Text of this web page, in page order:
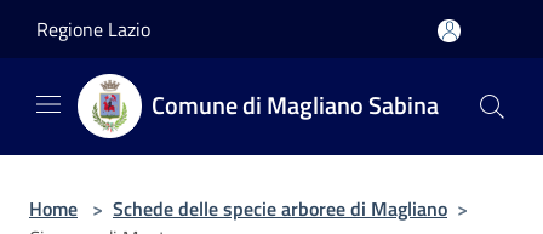
Regione Lazio
Comune di Magliano Sabina
Home > Schede delle specie arboree di Magliano >